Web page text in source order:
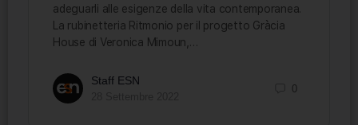
adeguarli alle esigenze della vita contemporanea.
La rubinetteria Ritmonio per il progetto Gràcia
House di Veronica Mimoun,…
Staff ESN
0